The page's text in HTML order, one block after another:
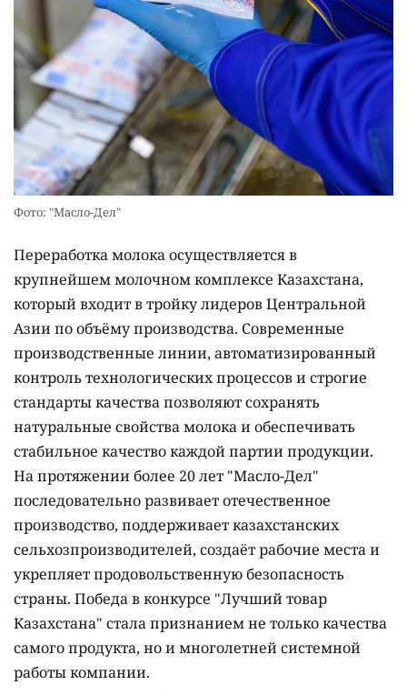
Фото: "Масло-Дел"
Переработка молока осуществляется в
крупнейшем молочном комплексе Казахстана,
который входит в тройку лидеров Центральной
Азии по объёму производства. Современные
производственные линии, автоматизированный
контроль технологических процессов и строгие
стандарты качества позволяют сохранять
натуральные свойства молока и обеспечивать
стабильное качество каждой партии продукции.
На протяжении более 20 лет "Масло-Дел"
последовательно развивает отечественное
производство, поддерживает казахстанских
сельхозпроизводителей, создаёт рабочие места и
укрепляет продовольственную безопасность
страны. Победа в конкурсе "Лучший товар
Казахстана" стала признанием не только качества
самого продукта, но и многолетней системной
работы компании.